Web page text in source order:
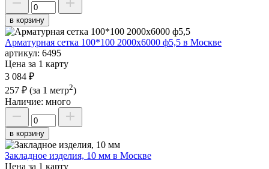
в корзину
Арматурная сетка 100*100 2000х6000 ф5,5 в Москве
артикул: 6495
Цена за 1 карту
3 084 ₽
257 ₽ (за 1 метр2)
Наличие: много
в корзину
Закладное изделия, 10 мм в Москве
Цена за 1 карту